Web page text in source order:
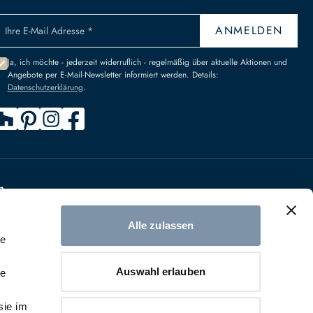
im
Alle zulassen
Auswahl erlauben
Ihre E-Mail Adresse * ANMELDEN
Ja, ich möchte - jederzeit widerruflich - regelmäßig über aktuelle Aktionen und
Angebote per E-Mail-Newsletter informiert werden. Details:
Datenschutzerklärung.